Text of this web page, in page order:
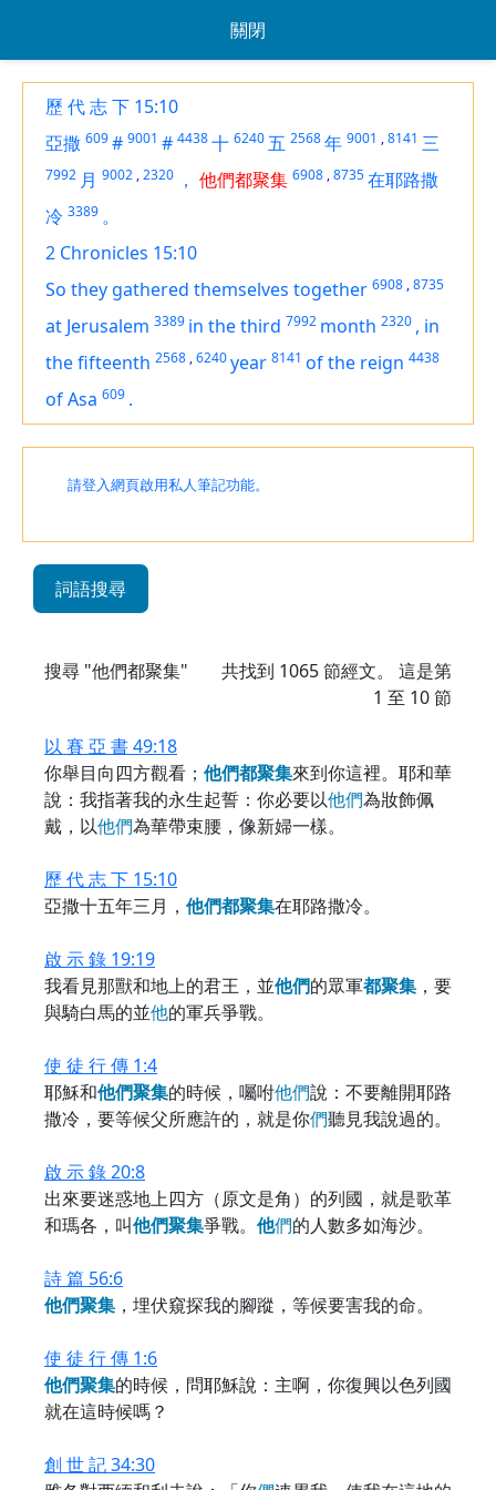
關閉
歷 代 志 下 15:10
亞撒 609# 9001 # 4438十 6240五 2568年 9001 ,8141 三
7992 月 9002 ,2320 ， 他們都聚集 6908 ,8735在耶路撒
冷 3389 。
2 Chronicles 15:10
So they gathered themselves together 6908 ,8735
at Jerusalem 3389 in the third 7992 month 2320 , in
the fifteenth 2568 ,6240year 8141 of the reign 4438
of Asa 609 .
請登入網頁啟用私人筆記功能。
詞語搜尋
搜尋 "他們都聚集" 共找到 1065節經文。 這是第
1 至 10 節
以 賽 亞 書 49:18
你舉目向四方觀看； 他們都聚集來到你這裡。耶和華
說：我指著我的永生起誓：你必要以他們為妝飾佩
戴，以他們為華帶束腰，像新婦一樣。
歷 代 志 下 15:10
亞撒十五年三月， 他們都聚集在耶路撒冷。
啟 示 錄 19:19
我看見那獸和地上的君王，並他們的眾軍都聚集 ，要
與騎白馬的並他的軍兵爭戰。
使 徒 行 傳 1:4
耶穌和他們聚集的時候，囑咐他們說：不要離開耶路
撒冷，要等候父所應許的，就是你們聽見我說過的。
啟 示 錄 20:8
出來要迷惑地上四方（原文是角）的列國，就是歌革
和瑪各，叫他們聚集爭戰。 他們的人數多如海沙。
詩 篇 56:6
他們聚集 ，埋伏窺探我的腳蹤，等候要害我的命。
使 徒 行 傳 1:6
他們聚集的時候，問耶穌說：主啊，你復興以色列國
就在這時候嗎？
創 世 記 34:30